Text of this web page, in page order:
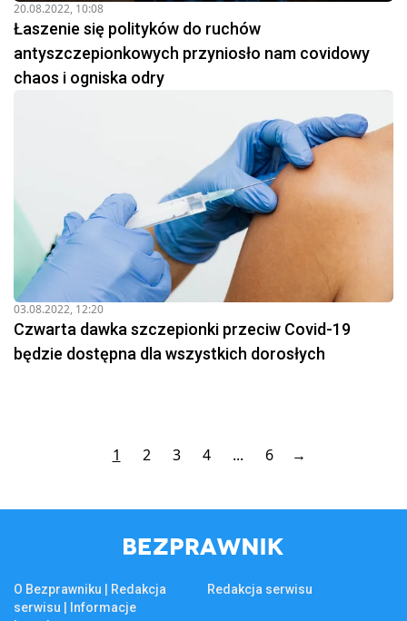
20.08.2022, 10:08
Łaszenie się polityków do ruchów
antyszczepionkowych przyniosło nam covidowy
chaos i ogniska odry
03.08.2022, 12:20
Czwarta dawka szczepionki przeciw Covid-19
będzie dostępna dla wszystkich dorosłych
1 2 3 4 ... 6 →
O Bezprawniku | Redakcja
serwisu | Informacje
Redakcja serwisu